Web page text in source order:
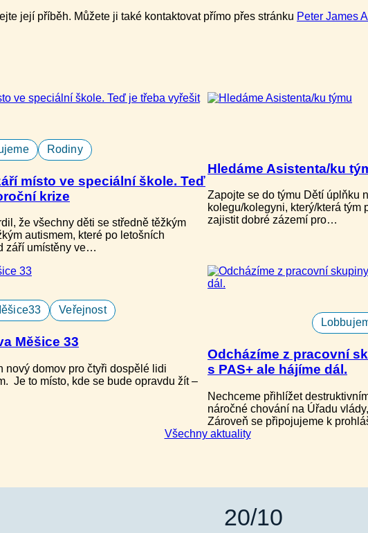
její příběh. Můžete ji také kontaktovat přímo přes stránku Peter James
Rodiny
místo ve speciální škole. Teď
krize​
že všechny děti​ se středně těžkým
autismem, které​ po letošních
září umístěny ve…
Hledáme Asistenta/ku
Zapojte se do týmu Dětí úplňku
kolegu/kolegyni, který/která
zajistit dobré zázemí pro…
Veřejnost
Měšice 33
nový domov pro ​čtyři dospělé lidi
Je to místo, kde se bude opravdu žít –
Odcházíme z pracovní
s PAS+ ale hájíme dál.
Nechceme přihlížet
náročné chování na Úřadu
Zároveň se připojujeme k
Všechny aktuality
20/10